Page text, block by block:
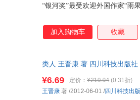
“银河奖”最受欢迎外国作家“雨
加入购物车 收藏
类人 王晋康 著 四川科技出版
¥6.69 定价： ¥219.94 (0.31折)
王晋康 著 /2012-06-01 /四川科技出